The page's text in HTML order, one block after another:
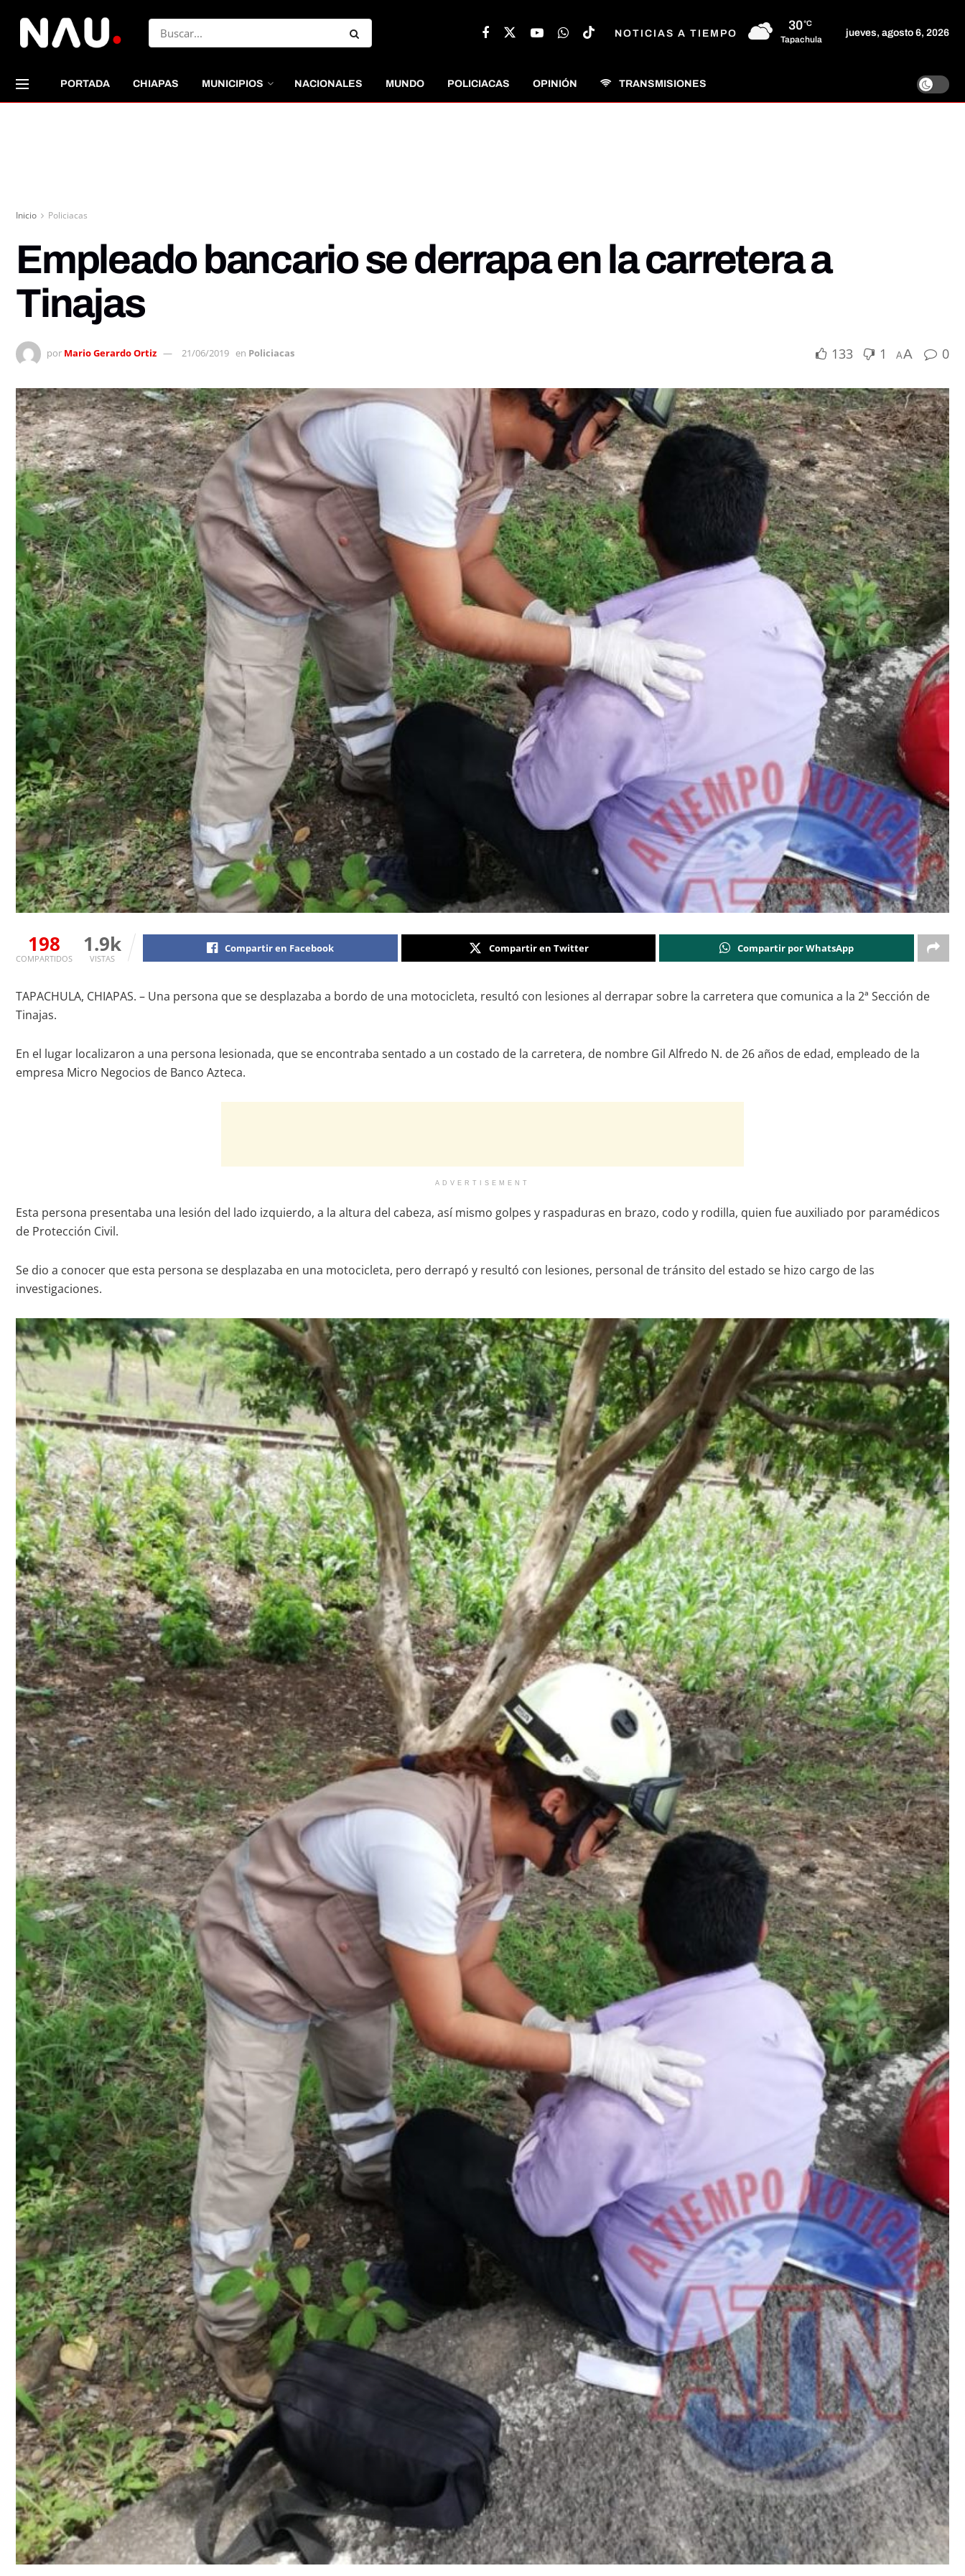
NOTICIAS A TIEMPO
30°C
Tapachula
jueves, agosto 6, 2026
PORTADA CHIAPAS MUNICIPIOS NACIONALES MUNDO POLICIACAS OPINIÓN TRANSMISIONES
Inicio Policiacas
Empleado bancario se derrapa en la carretera a
Tinajas
por Mario Gerardo Ortiz 21/06/2019 en Policiacas 133 1 AA 0
198
COMPARTIDOS
1.9k
VISTAS
Compartir en Facebook Compartir en Twitter Compartir por WhatsApp
TAPACHULA, CHIAPAS. – Una persona que se desplazaba a bordo de una motocicleta, resultó con lesiones al derrapar sobre la carretera que comunica a la 2ª Sección de
Tinajas.
En el lugar localizaron a una persona lesionada, que se encontraba sentado a un costado de la carretera, de nombre Gil Alfredo N. de 26 años de edad, empleado de la
empresa Micro Negocios de Banco Azteca.
ADVERTISEMENT
Esta persona presentaba una lesión del lado izquierdo, a la altura del cabeza, así mismo golpes y raspaduras en brazo, codo y rodilla, quien fue auxiliado por paramédicos
de Protección Civil.
Se dio a conocer que esta persona se desplazaba en una motocicleta, pero derrapó y resultó con lesiones, personal de tránsito del estado se hizo cargo de las
investigaciones.